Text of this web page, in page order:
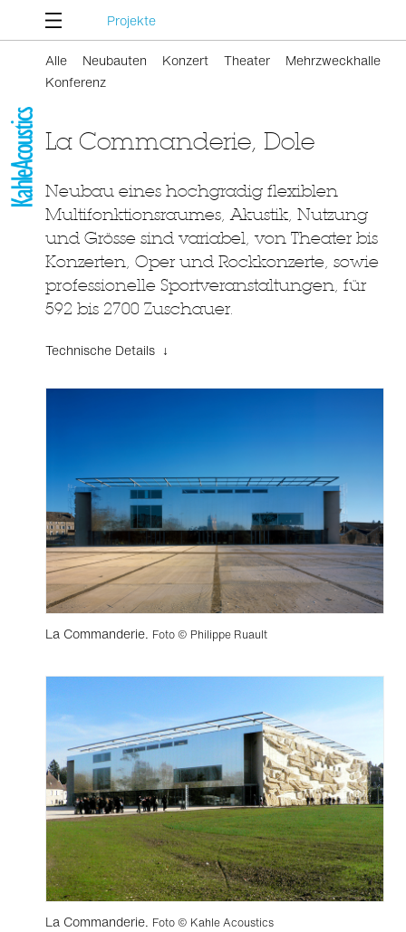
Projekte
Alle Neubauten Konzert Theater
Mehrzweckhalle
Konferenz
La Commanderie, Dole
Neubau eines hochgradig flexiblen
Multifonktionsraumes, Akustik, Nutzung
und Grösse sind variabel, von Theater bis
Konzerten, Oper und Rockkonzerte, sowie
professionelle Sportveranstaltungen, für
592 bis 2700 Zuschauer.
Technische Details ↓
La Commanderie. Foto © Philippe Ruault
La Commanderie. Foto © Kahle Acoustics